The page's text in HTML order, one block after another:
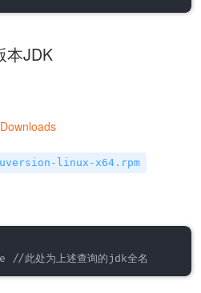
本JDK
linux-x64.rpm